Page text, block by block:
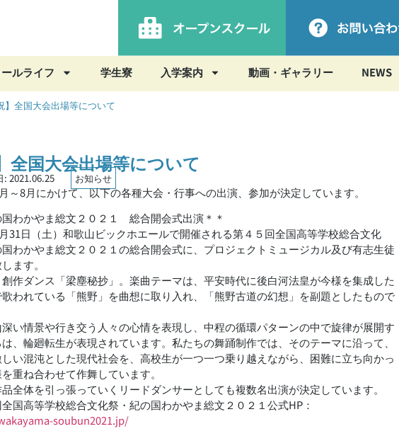
ルライフ 学生寮 入学案内 動画・ギャラリー NEWS
】全国大会出場等について
全国大会出場等について
: 2021.06.25 お知らせ
～8月にかけて、以下の各種大会・行事への出演、参加が決定しています。
国わかやま総文２０２１ 総合開会式出演＊＊
31日（土）和歌山ビックホエールで開催される第４５回全国高等学校総合文化
わかやま総文２０２１の総合開会式に、プロジェクトミュージカル及び有志生徒
ます。
作ダンス「梁塵秘抄」。楽曲テーマは、平安時代に後白河法皇が今様を集成した
われている「熊野」を曲想に取り入れ、「熊野古道の幻想」を副題としたもので
い情景や行き交う人々の心情を表現し、中程の循環パターンの中で旋律が展開す
、輪廻転生が表現されています。私たちの舞踊制作では、そのテーマに沿って、
い混沌とした現代社会を、高校生が一つ一つ乗り越えながら、困難に立ち向かっ
重ね合わせて作舞しています。
全体を引っ張っていくリードダンサーとしても複数名出演が決定しています。
国高等学校総合文化祭・紀の国わかやま総文２０２１公式HP：
soubun2021.jp/